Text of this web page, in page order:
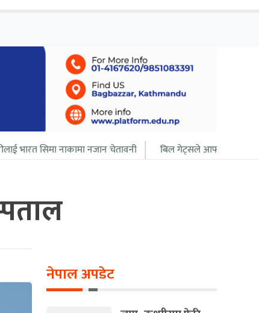
नजान चेतावनी बिल गेट्सले आफ्नो सबै सम्पत्ति २० बर्ष भित्र दान
नेपाल अपडेट